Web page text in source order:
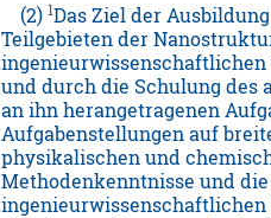
(2)1Das Ziel der
Teilgebieten der
und durch die Schulung des
an ihn herangetragenen
Aufgabenstellungen auf
physikalischen und
Methodenkenntnisse und
ingenieurwissenschaftlichen